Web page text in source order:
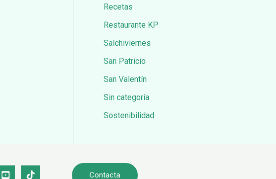
Recetas
Restaurante KP
Salchiviernes
San Patricio
San Valentín
Sin categoría
Sostenibilidad
Contacta